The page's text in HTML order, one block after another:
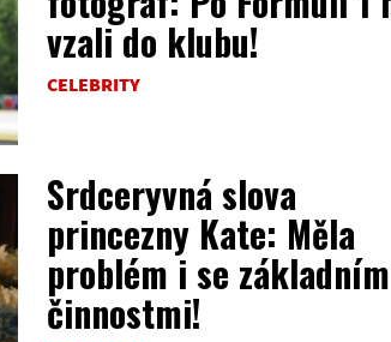
vzali do klubu!
CELEBRITY
Srdceryvná slova
princezny Kate: Měla
problém i se
činnostmi!